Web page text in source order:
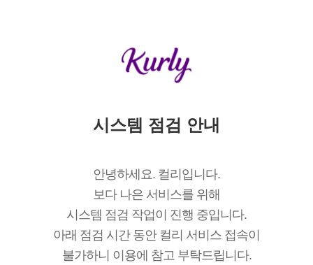
시스템 점검 안내
안녕하세요. 컬리입니다.
보다 나은 서비스를 위해
시스템 점검 작업이 진행 중입니다.
아래 점검 시간 동안 컬리 서비스 접속이
불가하니 이용에 참고 부탁드립니다.